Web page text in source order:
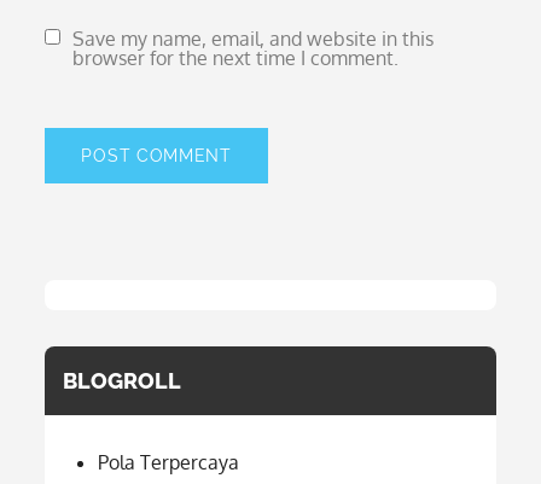
Save my name, email, and website in this
browser for the next time I comment.
BLOGROLL
Pola Terpercaya